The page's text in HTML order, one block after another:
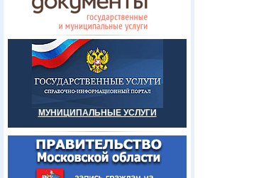
МУНИЦИПАЛЬНЫЕ УСЛУГИ